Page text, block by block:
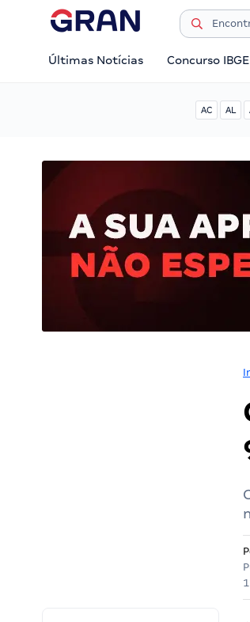
Últimas Notícias Concurso
AC AL